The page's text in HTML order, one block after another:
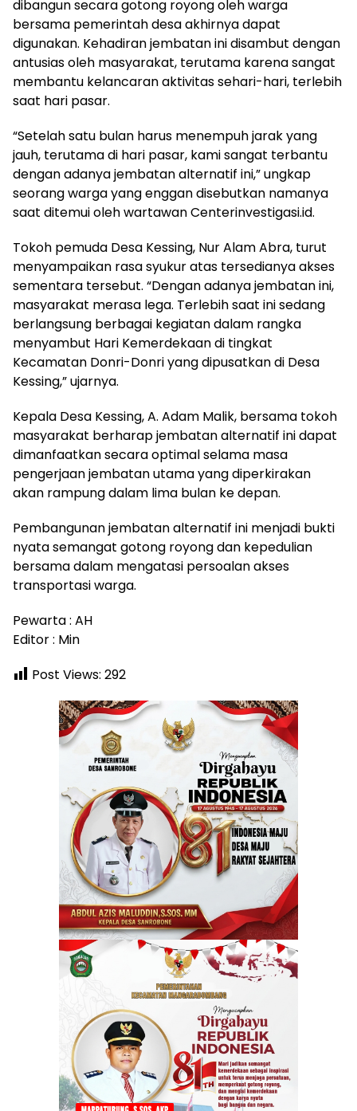
dibangun secara gotong royong oleh warga
bersama pemerintah desa akhirnya dapat
digunakan. Kehadiran jembatan ini disambut dengan
antusias oleh masyarakat, terutama karena sangat
membantu kelancaran aktivitas sehari-hari, terlebih
saat hari pasar.
“Setelah satu bulan harus menempuh jarak yang
jauh, terutama di hari pasar, kami sangat terbantu
dengan adanya jembatan alternatif ini,” ungkap
seorang warga yang enggan disebutkan namanya
saat ditemui oleh wartawan Centerinvestigasi.id.
Tokoh pemuda Desa Kessing, Nur Alam Abra, turut
menyampaikan rasa syukur atas tersedianya akses
sementara tersebut. “Dengan adanya jembatan ini,
masyarakat merasa lega. Terlebih saat ini sedang
berlangsung berbagai kegiatan dalam rangka
menyambut Hari Kemerdekaan di tingkat
Kecamatan Donri-Donri yang dipusatkan di Desa
Kessing,” ujarnya.
Kepala Desa Kessing, A. Adam Malik, bersama tokoh
masyarakat berharap jembatan alternatif ini dapat
dimanfaatkan secara optimal selama masa
pengerjaan jembatan utama yang diperkirakan
akan rampung dalam lima bulan ke depan.
Pembangunan jembatan alternatif ini menjadi bukti
nyata semangat gotong royong dan kepedulian
bersama dalam mengatasi persoalan akses
transportasi warga.
Pewarta : AH
Editor : Min
Post Views: 292